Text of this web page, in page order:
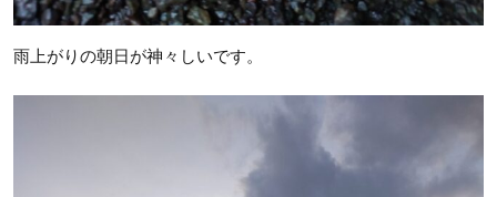
雨上がりの朝日が神々しいです。